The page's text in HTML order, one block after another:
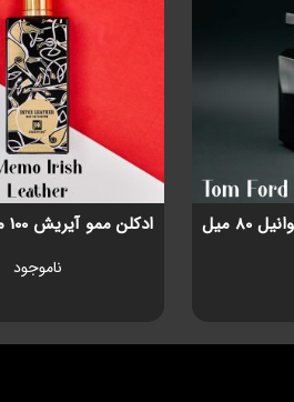
ادکلن تامفورد توباکو وانیل 80 میل ادکلن ممو آیریش 100 میل جانوین
ناموجود